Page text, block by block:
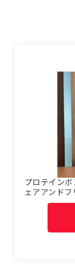
プロテイン
ェアアンド